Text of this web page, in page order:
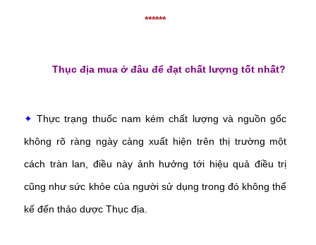
******
Thục địa mua ở đâu để đạt chất lượng tốt nhất?
✦ Thực trạng thuốc nam kém chất lượng và nguồn gốc
không rõ ràng ngày càng xuất hiện trên thị trường một
cách tràn lan, điều này ảnh hưởng tới hiệu quả điều trị
cũng như sức khỏe của người sử dụng trong đó không thể
kế đến thảo dược Thục địa.